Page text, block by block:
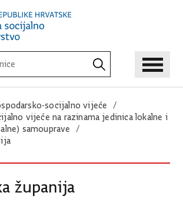
socijalno vijeće
vijeće na razinama jedinica lokalne i
samouprave
županija